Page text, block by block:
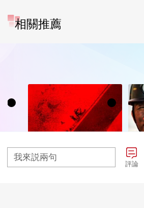
相關推薦
我來説兩句
評論